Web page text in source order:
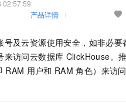
02:57:59
产品详情
号及云资源使用安全，如非必要
来访问云数据库 ClickHouse。
RAM 用户和 RAM 角色）来访